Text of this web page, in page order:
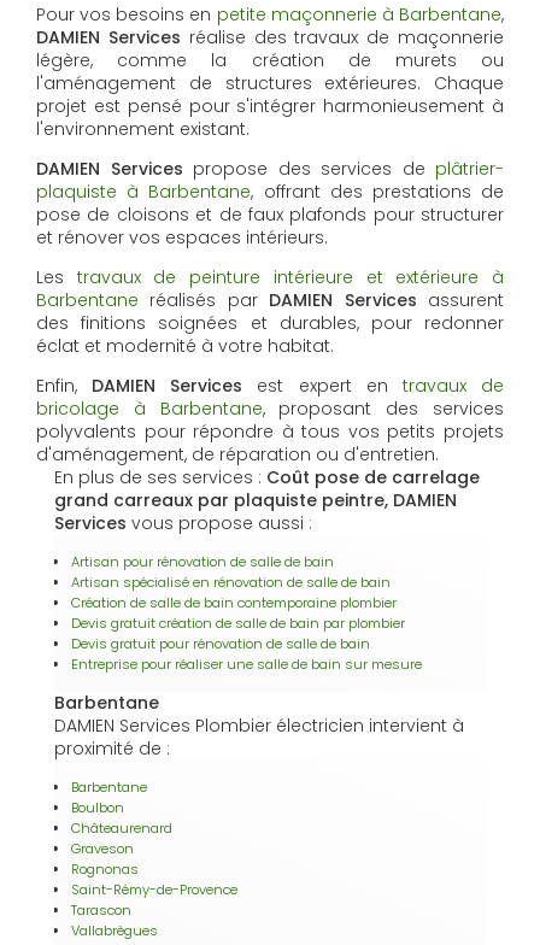
Pour vos besoins en petite maçonnerie à Barbentane,
DAMIEN Services réalise des travaux de maçonnerie
légère, comme la création de murets ou
l'aménagement de structures extérieures. Chaque
projet est pensé pour s'intégrer harmonieusement à
l'environnement existant.
DAMIEN Services propose des services de plâtrier-
plaquiste à Barbentane, offrant des prestations de
pose de cloisons et de faux plafonds pour structurer
et rénover vos espaces intérieurs.
Les travaux de peinture intérieure et extérieure à
Barbentane réalisés par DAMIEN Services assurent
des finitions soignées et durables, pour redonner
éclat et modernité à votre habitat.
Enfin, DAMIEN Services est expert en travaux de
bricolage à Barbentane, proposant des services
polyvalents pour répondre à tous vos petits projets
d'aménagement, de réparation ou d'entretien.
En plus de ses services : Coût pose de carrelage
grand carreaux par plaquiste peintre, DAMIEN
Services vous propose aussi :
Artisan pour rénovation de salle de bain
Artisan spécialisé en rénovation de salle de bain
Création de salle de bain contemporaine plombier
Devis gratuit création de salle de bain par plombier
Devis gratuit pour rénovation de salle de bain
Entreprise pour réaliser une salle de bain sur mesure
Barbentane
DAMIEN Services Plombier électricien intervient à
proximité de :
Barbentane
Boulbon
Châteaurenard
Graveson
Rognonas
Saint-Rémy-de-Provence
Tarascon
Vallabrègues